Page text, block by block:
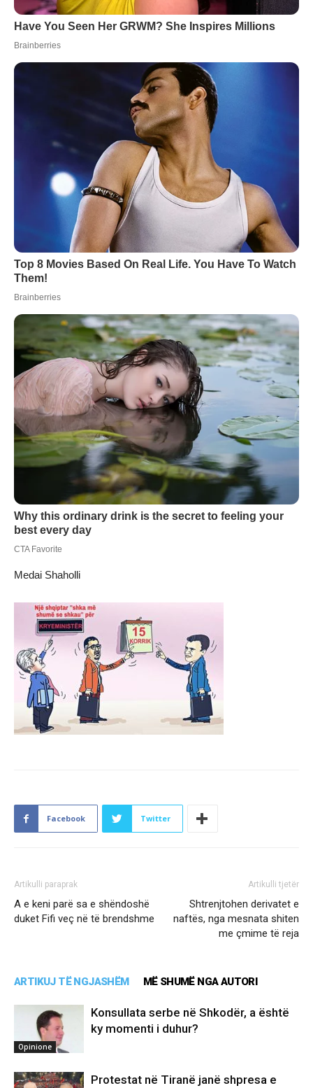
Medai Shaholli
Facebook Twitter
Artikulli paraprak
A e keni parë sa e shëndoshë
duket Fifi veç në të brendshme
Artikulli tjetër
Shtrenjtohen derivatet e
naftës, nga mesnata shiten
me çmime të reja
ARTIKUJ TË NGJASHËM MË SHUMË NGA AUTORI
Opinione
Konsullata serbe në Shkodër, a është
ky momenti i duhur?
Protestat në Tiranë janë shpresa e